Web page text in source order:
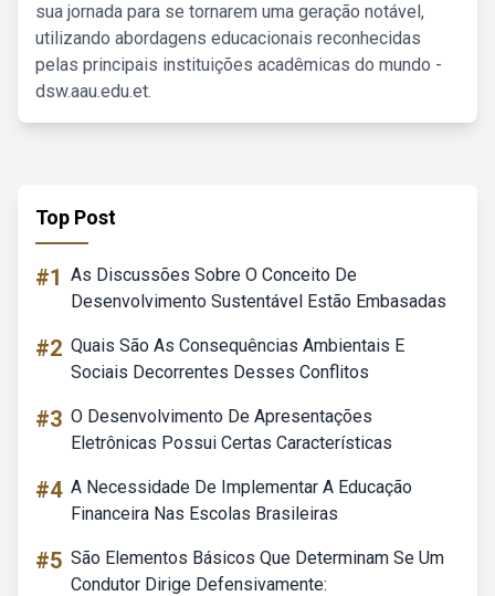
sua jornada para se tornarem uma geração notável,
utilizando abordagens educacionais reconhecidas
pelas principais instituições acadêmicas do mundo -
dsw.aau.edu.et.
Top Post
#1 As Discussões Sobre O Conceito De
Desenvolvimento Sustentável Estão Embasadas
#2 Quais São As Consequências Ambientais E
Sociais Decorrentes Desses Conflitos
#3 O Desenvolvimento De Apresentações
Eletrônicas Possui Certas Características
#4 A Necessidade De Implementar A Educação
Financeira Nas Escolas Brasileiras
#5 São Elementos Básicos Que Determinam Se Um
Condutor Dirige Defensivamente: